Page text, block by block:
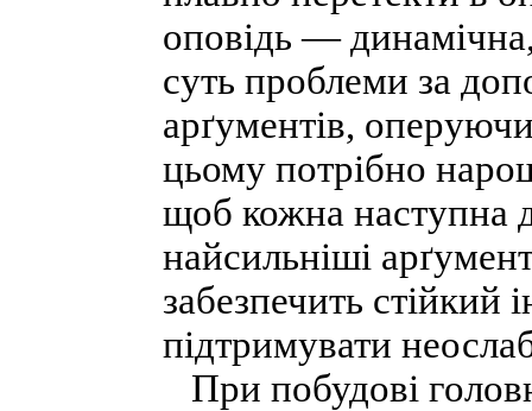
оповідь —
суть проблеми за
арґументів,
цьому потрібно
щоб кожна наступна
найсильніші
забезпечить стійкий
підтримувати
При побудові